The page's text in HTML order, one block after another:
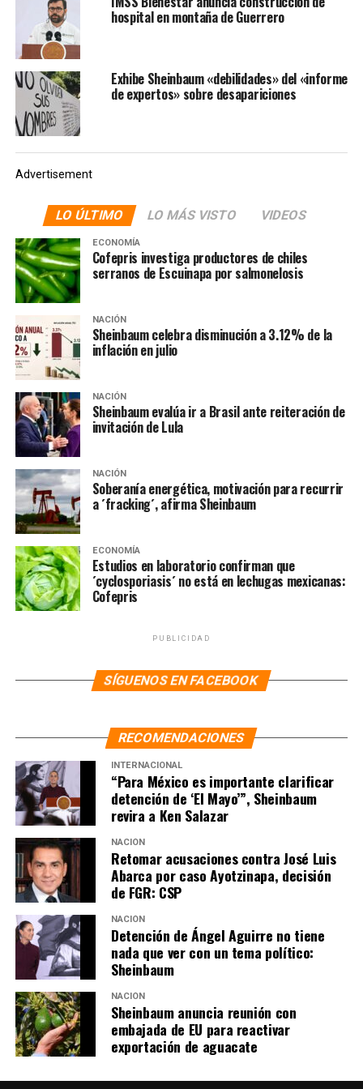
importante que se asuma, se puede colocar por encima
de nuestra dignidad».
Estas declaraciones tienen lugar después de que el
mandatario mexicano anunciara su postura de defender
la soberanía nacional.Esto a raíz de la decisión del
presidente estadounidense, Donald Trump, de enviar al
ejército de Estados Unidos a la frontera con México.
NOTAS RELACIONADAS:
ENRIQUE PEÑA NIETO
hospital en montaña de Guerrero
Exhibe Sheinbaum «debilidades» del «informe
de expertos» sobre desapariciones
Advertisement
LO ÚLTIMO LO MÁS VISTO VIDEOS
ECONOMÍA
Cofepris investiga productores de chiles
serranos de Escuinapa por salmonelosis
NACIÓN
Sheinbaum celebra disminución a 3.12% de la
inflación en julio
NACIÓN
Sheinbaum evalúa ir a Brasil ante reiteración de
invitación de Lula
NACIÓN
Soberanía energética, motivación para recurrir
a ´fracking´, afirma Sheinbaum
ECONOMÍA
Estudios en laboratorio confirman que
´cyclosporiasis´ no está en lechugas mexicanas:
Cofepris
PUBLICIDAD
SÍGUENOS EN FACEBOOK
RECOMENDACIONES
INTERNACIONAL
“Para México es importante clarificar
detención de ‘El Mayo’”, Sheinbaum
revira a Ken Salazar
NACIÓN
Retomar acusaciones contra José Luis
Abarca por caso Ayotzinapa, decisión
de FGR: CSP
NACIÓN
Detención de Ángel Aguirre no tiene
nada que ver con un tema político:
Sheinbaum
NACIÓN
Sheinbaum anuncia reunión con
embajada de EU para reactivar
exportación de aguacate